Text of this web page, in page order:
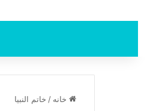
خانه / خاتم النبیا